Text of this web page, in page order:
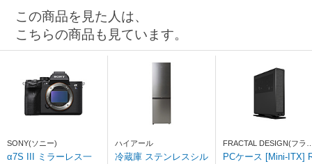
この商品を見た人は、
こちらの商品も見ています。
SONY(ソニー)
α7S III ミラーレス一
ハイアール
冷蔵庫 ステンレスシル
FRACTAL DESIGN(フラ
タルデザイン)
PCケース [Mini-ITX]